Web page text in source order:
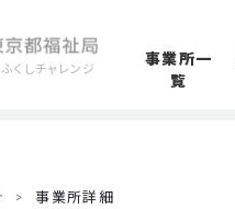
くしチャレンジ
事業所一
覧
事業所詳細